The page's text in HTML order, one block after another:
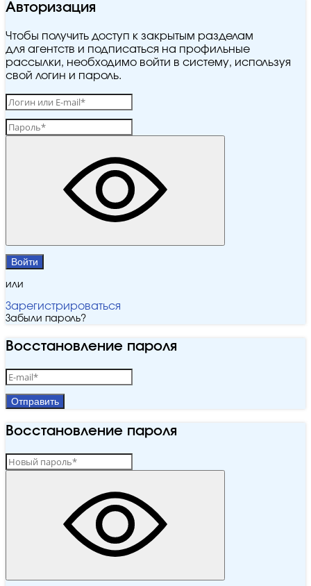
Авторизация
Чтобы получить доступ к закрытым разделам
для агентств и подписаться на профильные
рассылки, необходимо войти в систему, используя
свой логин и пароль.
Войти
или
Зарегистрироваться
Забыли пароль?
Восстановление пароля
Отправить
Восстановление пароля